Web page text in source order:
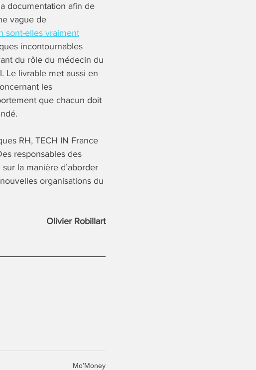
documentation afin de
vague de
sont-elles vraiment
incontournables
du rôle du médecin du
Le livrable met aussi en
les
que chacun doit
RH, TECH IN France
responsables des
la manière d’aborder
organisations du
Olivier Robillart
Mo'Money